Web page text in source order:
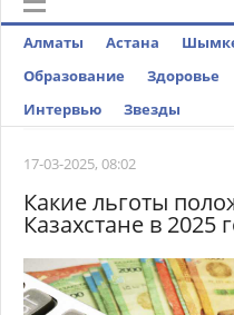
Алматы Астана
Образование
Здоровье
Интервью
Звезды
17-03-2025, 08:02
Какие льготы
Казахстане в